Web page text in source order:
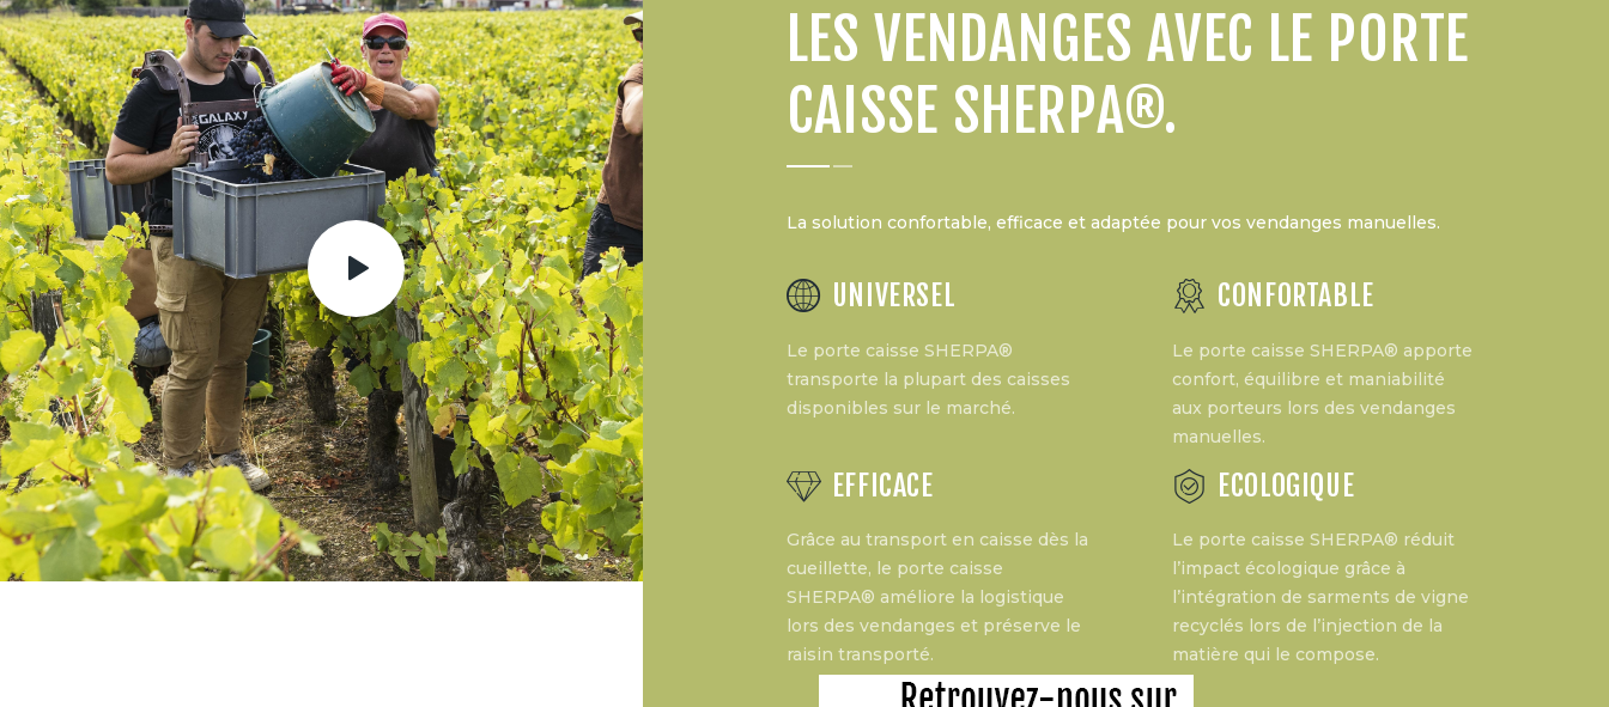
LES VENDANGES AVEC LE PORTE
CAISSE SHERPA®.
La solution confortable, efficace et adaptée pour vos vendanges manuelles.
UNIVERSEL
Le porte caisse SHERPA®
transporte la plupart des caisses
disponibles sur le marché.
CONFORTABLE
Le porte caisse SHERPA® apporte
confort, équilibre et maniabilité
aux porteurs lors des vendanges
manuelles.
EFFICACE
Grâce au transport en caisse dès la
cueillette, le porte caisse
SHERPA® améliore la logistique
lors des vendanges et préserve le
raisin transporté.
ECOLOGIQUE
Le porte caisse SHERPA® réduit
l’impact écologique grâce à
l’intégration de sarments de vigne
recyclés lors de l’injection de la
matière qui le compose.